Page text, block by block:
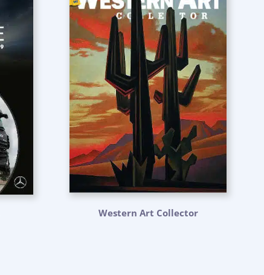
Western Art Collector